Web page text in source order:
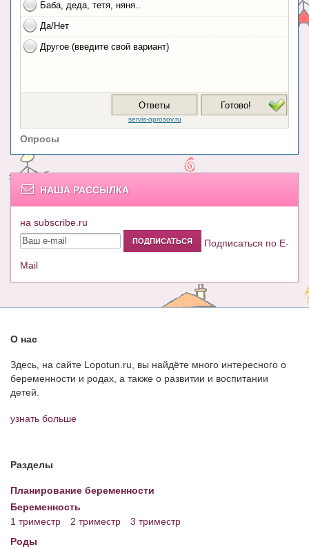
Опросы
НАША РАССЫЛКА
на subscribe.ru
Подписаться по E-
Mail
О нас
Здесь, на сайте Lopotun.ru, вы найдёте много интересного о
беременности и родах, а также о развитии и воспитании
детей.
узнать больше
Разделы
Планирование беременности
Беременность
1 триместр
2 триместр
3 триместр
Роды